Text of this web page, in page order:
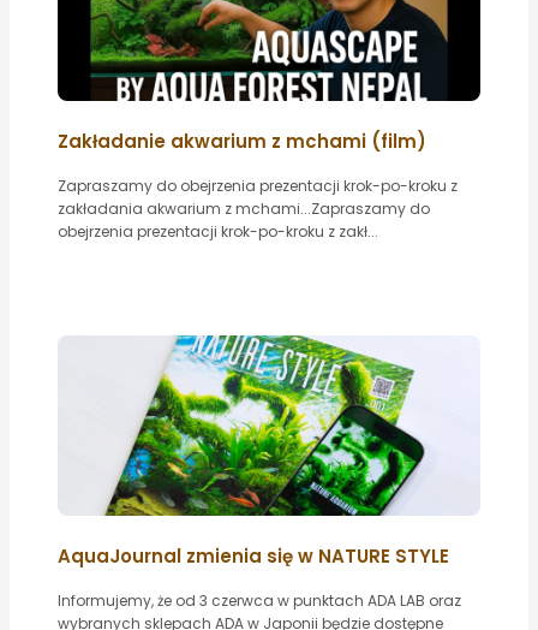
Zakładanie akwarium z mchami (film)
Zapraszamy do obejrzenia prezentacji krok-po-kroku z
zakładania akwarium z mchami...Zapraszamy do
obejrzenia prezentacji krok-po-kroku z zakł...
AquaJournal zmienia się w NATURE STYLE
Informujemy, że od 3 czerwca w punktach ADA LAB oraz
wybranych sklepach ADA w Japonii będzie dostępne